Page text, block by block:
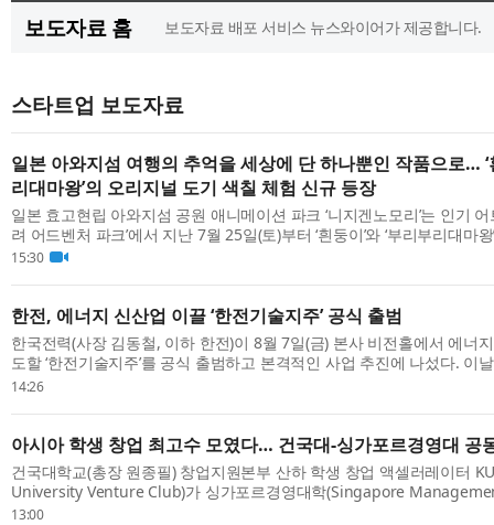
보도자료 홈 보도자료 배포 서비스 뉴스와이어가 제공합니다.
스타트업 보도자료
일본 아와지섬 여행의 추억을 세상에 단 하나뿐인 작품으로… ‘
리대마왕’의 오리지널 도기 색칠 체험 신규 등장
일본 효고현립 아와지섬 공원 애니메이션 파크 ‘니지겐노모리’는 인기
려 어드벤처 파크’에서 지난 7월 25일(토)부터 ‘흰둥이’와 ‘부리부리대마
리지널 도기 색칠 체험’을 시작했다고 밝혔다. 새롭게 선보이는 이번 체
15:30
한전, 에너지 신산업 이끌 ‘한전기술지주’ 공식 출범
한국전력(사장 김동철, 이하 한전)이 8월 7일(금) 본사 비전홀에서 에너
도할 ‘한전기술지주’를 공식 출범하고 본격적인 사업 추진에 나섰다. 이
지환경부 김성환 장관, 더불어민주당 신정훈 의원과 정진욱 의원, 전남
14:26
아시아 학생 창업 최고수 모였다… 건국대-싱가포르경영대 공
건국대학교(총장 원종필) 창업지원본부 산하 학생 창업 액셀러레이터
University Venture Club)가 싱가포르경영대학(Singapore
SMU) 스타트업 학회 ‘Start-up Society’와 공동 개최한 ‘2026 KU-SMU
13:00